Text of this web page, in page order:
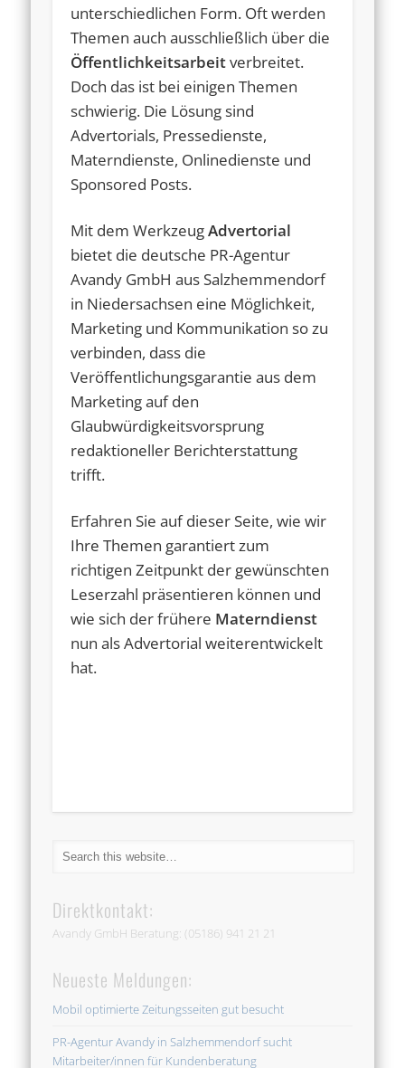
unterschiedlichen Form. Oft werden
Themen auch ausschließlich über die
Öffentlichkeitsarbeitverbreitet.
Doch das ist bei einigen Themen
schwierig. Die Lösung sind
Advertorials, Pressedienste,
Materndienste, Onlinedienste und
Sponsored Posts.
Mit dem WerkzeugAdvertorial
bietet die deutsche PR-Agentur
Avandy GmbH aus Salzhemmendorf
in Niedersachsen eine Möglichkeit,
Marketing und Kommunikation so zu
verbinden, dass die
Veröffentlichungsgarantie aus dem
Marketing auf den
Glaubwürdigkeitsvorsprung
redaktioneller Berichterstattung
trifft.
Erfahren Sie auf dieser Seite, wie wir
Ihre Themen garantiert zum
richtigen Zeitpunkt der gewünschten
Leserzahl präsentieren können und
wie sich der frühere Materndienst
nun als Advertorial weiterentwickelt
hat.
Direktkontakt:
Avandy GmbH Beratung: (05186) 941 21 21
Neueste Meldungen:
Mobil optimierte Zeitungsseiten gut besucht
PR-Agentur Avandy in Salzhemmendorf sucht
Mitarbeiter/innen für Kundenberatung